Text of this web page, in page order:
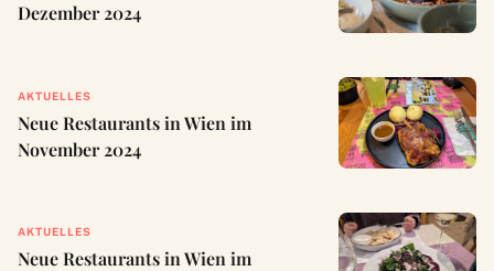
Dezember 2024
AKTUELLES
Neue Restaurants in Wien im
November 2024
AKTUELLES
Neue Restaurants in Wien im